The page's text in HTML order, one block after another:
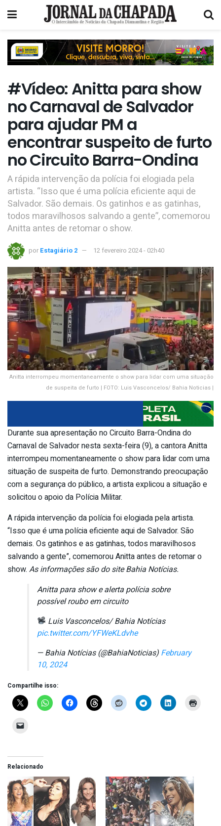
#Vídeo: Anitta para show
no Carnaval de Salvador
para ajudar PM a
encontrar suspeito de furto
no Circuito Barra-Ondina
A rápida intervenção da polícia foi elogiada pela
artista. “Isso que é uma polícia eficiente aqui de
Salvador. São demais. Os gatinhos e as gatinhas,
todos maravilhosos salvando a gente”, comemorou
Anitta antes de retomar o show.
por Estagiário 2 12 fevereiro 2024 - 02h40
Anitta interrompeu momentaneamente o show para lidar com uma situação
de suspeita de furto | FOTO: Luis Vasconcelos/ Bahia Noticias |
Durante sua apresentação no Circuito Barra-Ondina do
Carnaval de Salvador nesta sexta-feira (9), a cantora Anitta
interrompeu momentaneamente o show para lidar com uma
situação de suspeita de furto. Demonstrando preocupação
com a segurança do público, a artista explicou a situação e
solicitou o apoio da Polícia Militar.
A rápida intervenção da polícia foi elogiada pela artista.
“Isso que é uma polícia eficiente aqui de Salvador. São
demais. Os gatinhos e as gatinhas, todos maravilhosos
salvando a gente”, comemorou Anitta antes de retomar o
show. As informações são do site Bahia Notícias.
Anitta para show e alerta polícia sobre
possível roubo em circuito
Luis Vasconcelos/ Bahia Notícias
pic.twitter.com/YFWeKLdvhe
— Bahia Notícias (@BahiaNoticias) February
10, 2024
Compartilhe isso:
Relacionado